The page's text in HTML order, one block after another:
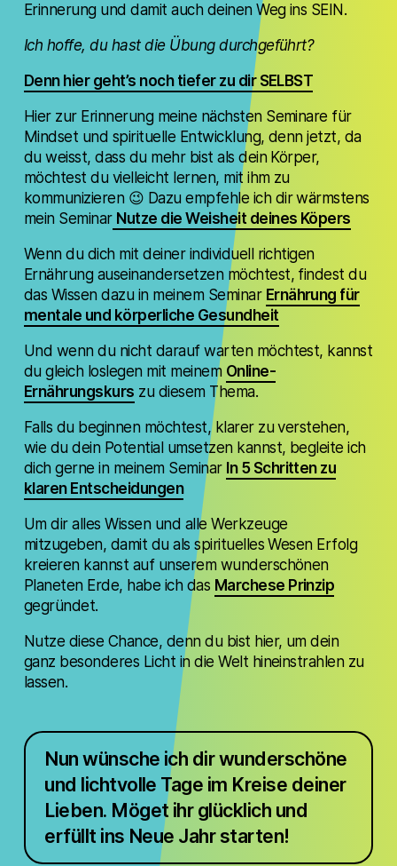
Erinnerung und damit auch deinen Weg ins SEIN.
Ich hoffe, du hast die Übung durchgeführt?
Denn hier geht’s noch tiefer zu dir SELBST
Hier zur Erinnerung meine nächsten Seminare für
Mindset und spirituelle Entwicklung, denn jetzt, da
du weisst, dass du mehr bist als dein Körper,
möchtest du vielleicht lernen, mit ihm zu
kommunizieren 😉 Dazu empfehle ich dir wärmstens
mein Seminar Nutze die Weisheit deines Köpers
Wenn du dich mit deiner individuell richtigen
Ernährung auseinandersetzen möchtest, findest du
das Wissen dazu in meinem Seminar Ernährung für
mentale und körperliche Gesundheit
Und wenn du nicht darauf warten möchtest, kannst
du gleich loslegen mit meinem Online-
Ernährungskurs zu diesem Thema.
Falls du beginnen möchtest, klarer zu verstehen,
wie du dein Potential umsetzen kannst, begleite ich
dich gerne in meinem Seminar In 5 Schritten zu
klaren Entscheidungen
Um dir alles Wissen und alle Werkzeuge
mitzugeben, damit du als spirituelles Wesen Erfolg
kreieren kannst auf unserem wunderschönen
Planeten Erde, habe ich das Marchese Prinzip
gegründet.
Nutze diese Chance, denn du bist hier, um dein
ganz besonderes Licht in die Welt hineinstrahlen zu
lassen.
Nun wünsche ich dir wunderschöne
und lichtvolle Tage im Kreise deiner
Lieben. Möget ihr glücklich und
erfüllt ins Neue Jahr starten!